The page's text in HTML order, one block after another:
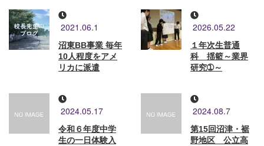
2021.06.1
沼東BB事業 毎年
10人程度をアメ
リカに派遣
2026.05.22
１年次生普通
科 揺籃～業界
研究➀～
2024.05.17
令和６年度中学
生の一日体験入
2024.08.7
第15回沼津・裾
野地区 公立高